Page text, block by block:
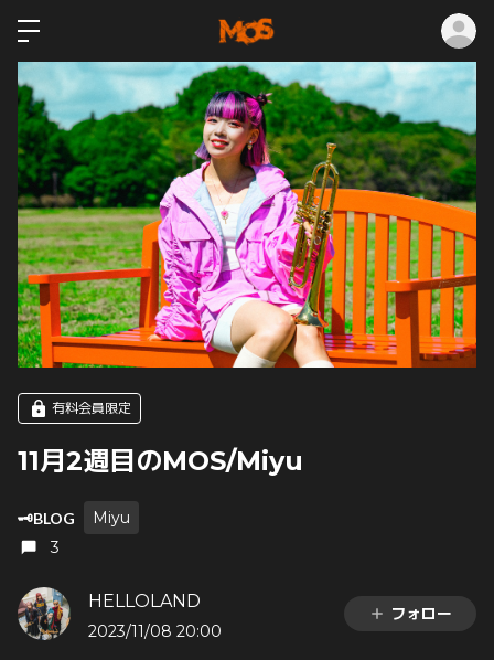
有料会員限定
11月2週目のMOS/Miyu
🗝️BLOG
Miyu
3
HELLOLAND
2023/11/08 20:00
フォロー